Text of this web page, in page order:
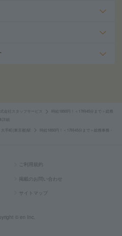
式会社スタッフサービス
時給1850円！＜17時45分まで＞総務
詳細
大手町(東京都)駅
時給1850円！＜17時45分まで＞総務事務・
ご利用規約
掲載のお問い合わせ
サイトマップ
© en Inc.